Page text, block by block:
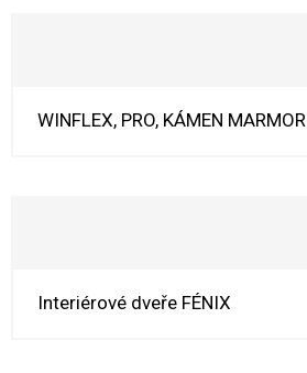
WINFLEX, PRO, KÁMEN MARMOR
Interiérové dveře FÉNIX